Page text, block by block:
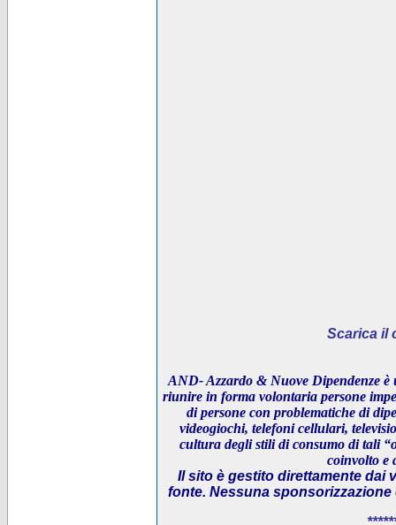
Scarica il
AND- Azzardo & Nuove Dipendenze è
riunire in forma volontaria persone
di persone con problematiche di
videogiochi, telefoni cellulari,
cultura degli stili di consumo di tali
coinvolto e
Il sito è gestito direttamente dai
fonte. Nessuna